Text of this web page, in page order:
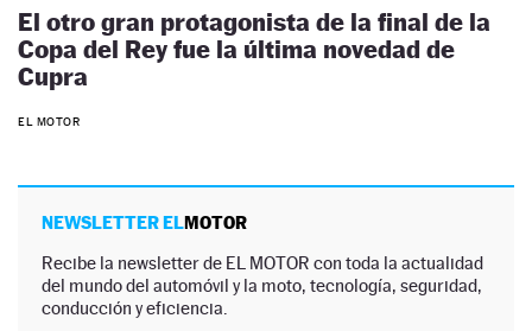
El otro gran protagonista de la final de la
Copa del Rey fue la última novedad de
Cupra
EL MOTOR
NEWSLETTER ELMOTOR
Recibe la newsletter de EL MOTOR con toda la actualidad
del mundo del automóvil y la moto, tecnología, seguridad,
conducción y eficiencia.